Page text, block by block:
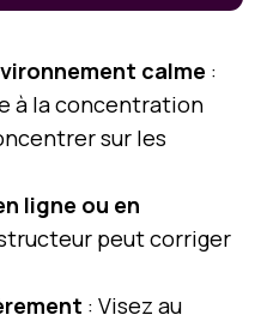
calme :
à la concentration
sur les
ligne ou en
peut corriger
: Visez au